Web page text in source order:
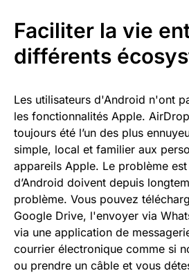
Faciliter la vie
différents
Les utilisateurs d'Android n'ont
les fonctionnalités Apple.
toujours été l’un des plus
simple, local et familier aux
appareils Apple. Le problème
d’Android doivent depuis
problème. Vous pouvez
Google Drive, l'envoyer via
via une application de
courrier électronique comme si
ou prendre un câble et vous